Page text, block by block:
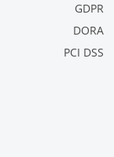
GDPR
DORA
PCI DSS